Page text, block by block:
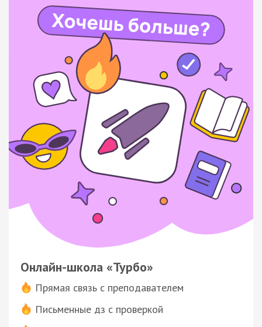
Онлайн-школа «Турбо»
Прямая связь с преподавателем
Письменные дз с проверкой